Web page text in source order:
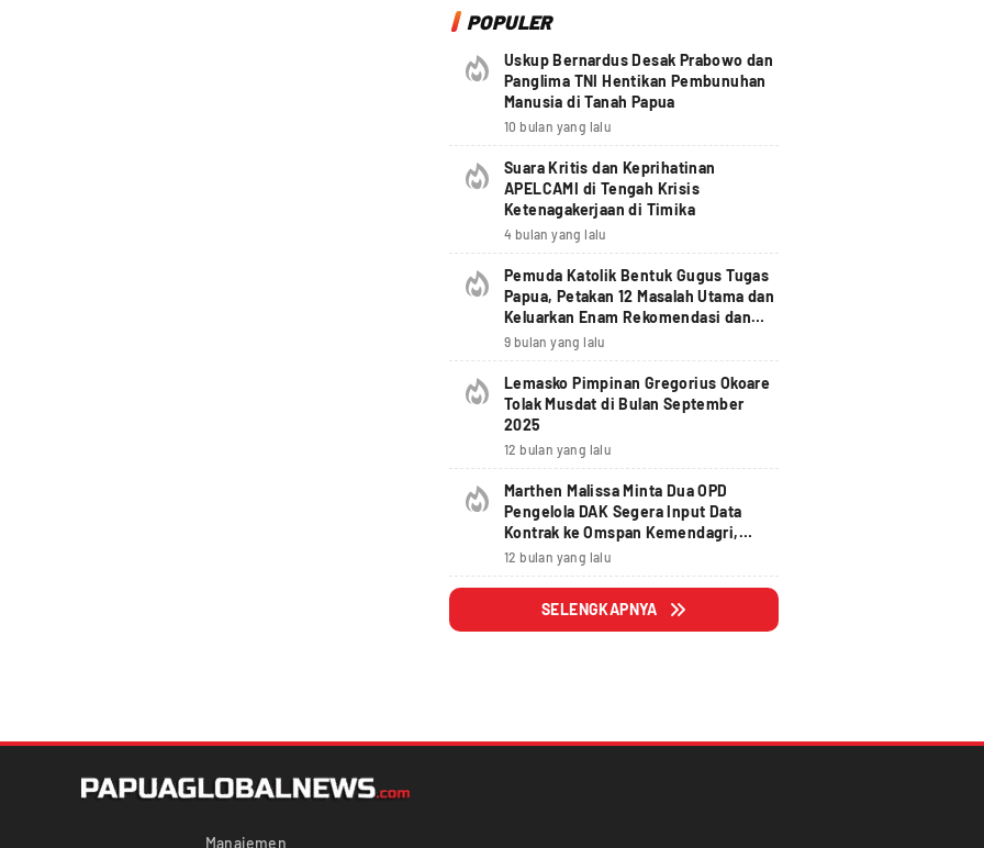
POPULER
Uskup Bernardus Desak Prabowo dan
Panglima TNI Hentikan Pembunuhan
Manusia di Tanah Papua
10 bulan yang lalu
Suara Kritis dan Keprihatinan
APELCAMI di Tengah Krisis
Ketenagakerjaan di Timika
4 bulan yang lalu
Pemuda Katolik Bentuk Gugus Tugas
Papua, Petakan 12 Masalah Utama dan
Keluarkan Enam Rekomendasi dan
Seruan Moral Nasional
9 bulan yang lalu
Lemasko Pimpinan Gregorius Okoare
Tolak Musdat di Bulan September
2025
12 bulan yang lalu
Marthen Malissa Minta Dua OPD
Pengelola DAK Segera Input Data
Kontrak ke Omspan Kemendagri,
Lewat Tanggal 29 Agustus 2025
Hangus
12 bulan yang lalu
SELENGKAPNYA
Manajemen